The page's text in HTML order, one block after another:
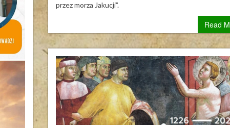
godz.
19.00
do
naszej
na
z
przez morza Jakucji”.
Read